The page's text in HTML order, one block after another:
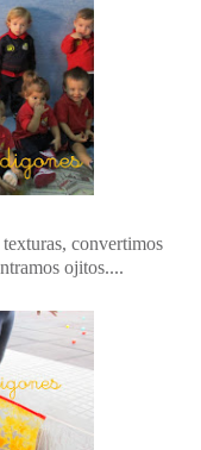
convertimos
ojitos....